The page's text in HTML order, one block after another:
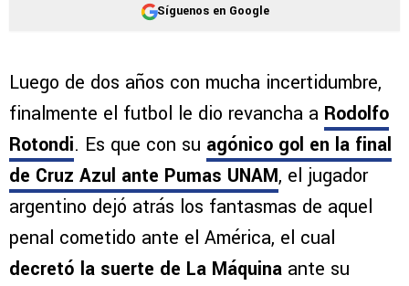
Síguenos en Google
Luego de dos años con mucha incertidumbre,
finalmente el futbol le dio revancha a Rodolfo
Rotondi. Es que con su agónico gol en la final
de Cruz Azul ante Pumas UNAM, el jugador
argentino dejó atrás los fantasmas de aquel
penal cometido ante el América, el cual
decretó la suerte de La Máquina ante su